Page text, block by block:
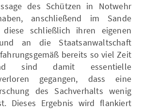
des Schützen in Notwehr
anschließend im Sande
diese schließlich ihren eigenen
an die Staatsanwaltschaft
bereits so viel Zeit
sind damit essentielle
gegangen, dass eine
des Sachverhalts wenig
Dieses Ergebnis wird flankiert